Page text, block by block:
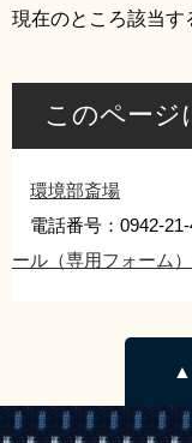
現在のところ該当す
このページ
環境部斎場
電話番号：0942-
ール（専用フォーム
▲